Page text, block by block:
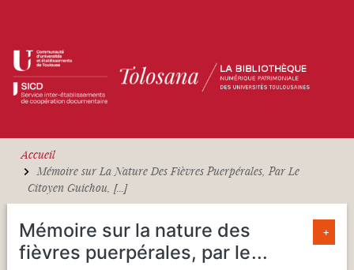
Accueil
Mémoire sur La Nature Des Fièvres Puerpérales, Par Le
Citoyen Guichou, [...]
Mémoire sur la nature des
fièvres puerpérales, par le...
+